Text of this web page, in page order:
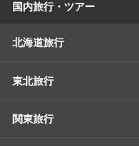
国内旅行・ツアー
北海道旅行
東北旅行
関東旅行